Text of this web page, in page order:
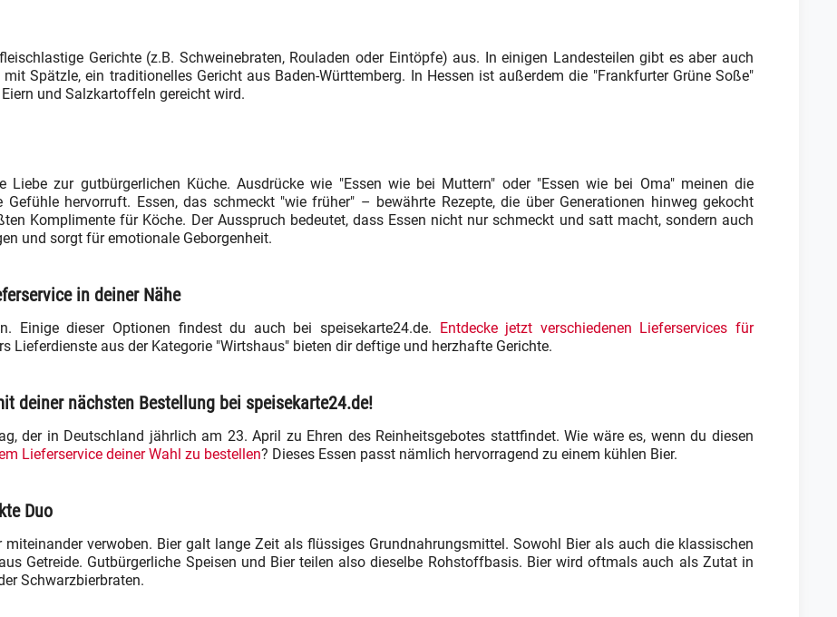
Gerichte (z.B. Schweinebraten, Rouladen oder Eintöpfe) aus. In einigen Landesteilen gibt es aber auch
Spätzle, ein traditionelles Gericht aus Baden-Württemberg. In Hessen ist außerdem die "Frankfurter Grüne Soße"
und Salzkartoffeln gereicht wird.
Liebe zur gutbürgerlichen Küche. Ausdrücke wie "Essen wie bei Muttern" oder "Essen wie bei Oma" meinen die
hervorruft. Essen, das schmeckt "wie früher" – bewährte Rezepte, die über Generationen hinweg gekocht
Komplimente für Köche. Der Ausspruch bedeutet, dass Essen nicht nur schmeckt und satt macht, sondern auch
und sorgt für emotionale Geborgenheit.
in deiner Nähe
Einige dieser Optionen findest du auch bei speisekarte24.de. Entdecke jetzt verschiedenen Lieferservices für
Lieferdienste aus der Kategorie "Wirtshaus" bieten dir deftige und herzhafte Gerichte.
deiner nächsten Bestellung bei speisekarte24.de!
der in Deutschland jährlich am 23. April zu Ehren des Reinheitsgebotes stattfindet. Wie wäre es, wenn du diesen
Lieferservice deiner Wahl zu bestellen? Dieses Essen passt nämlich hervorragend zu einem kühlen Bier.
Duo
verwoben. Bier galt lange Zeit als flüssiges Grundnahrungsmittel. Sowohl Bier als auch die klassischen
Getreide. Gutbürgerliche Speisen und Bier teilen also dieselbe Rohstoffbasis. Bier wird oftmals auch als Zutat in
Schwarzbierbraten.